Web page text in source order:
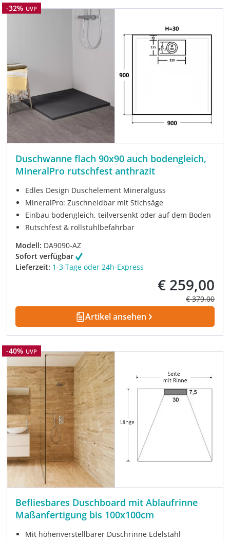
Rabatt
-32% UVP
Duschwanne flach 90x90 auch bodengleich,
MineralPro rutschfest anthrazit
Edles Design Duschelement Mineralguss
MineralPro: Zuschneidbar mit Stichsäge
Einbau bodengleich, teilversenkt oder auf dem Boden
Rutschfest & rollstuhlbefahrbar
Modell: DA9090-AZ
Sofort verfügbar
Lieferzeit: 1-3 Tage oder 24h-Express
Verkaufspreis:
€ 259,00
Regulärer
€ 379,00
Artikel ansehen
Rabatt
-40% UVP
Befliesbares Duschboard mit Ablaufrinne
Maßanfertigung bis 100x100cm
Mit höhenverstellbarer Duschrinne Edelstahl